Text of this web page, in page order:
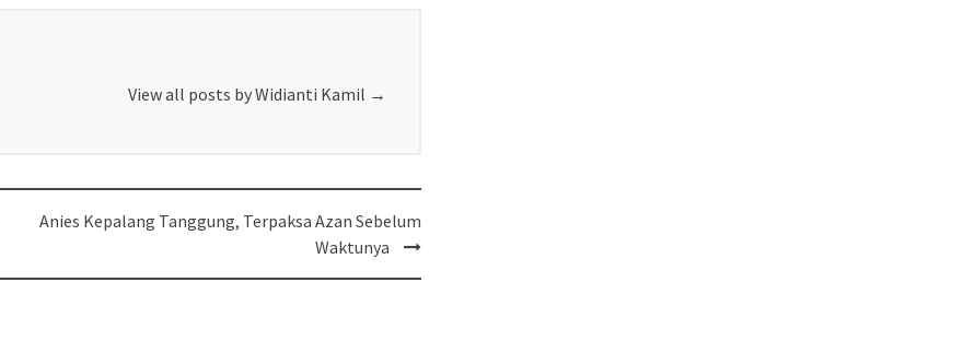
View all posts by Widianti Kamil →
Anies Kepalang Tanggung, Terpaksa Azan Sebelum
Waktunya